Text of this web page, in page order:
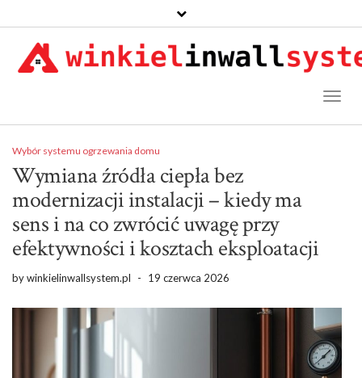
Wybór systemu ogrzewania domu
Wymiana źródła ciepła bez
modernizacji instalacji – kiedy ma
sens i na co zwrócić uwagę przy
efektywności i kosztach eksploatacji
bywinkielinwallsystem.pl - 19 czerwca 2026